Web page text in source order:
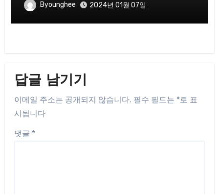
Byounghee 2024년 01월 07일
답글 남기기
이메일 주소는 공개되지 않습니다. 필수 필드는 *로 표
시됩니다
댓글 *